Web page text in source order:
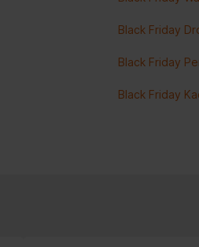
Black Friday
Black Friday
Black Friday